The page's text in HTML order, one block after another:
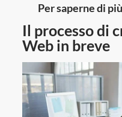
Per saperne di
Il processo di
Web in breve